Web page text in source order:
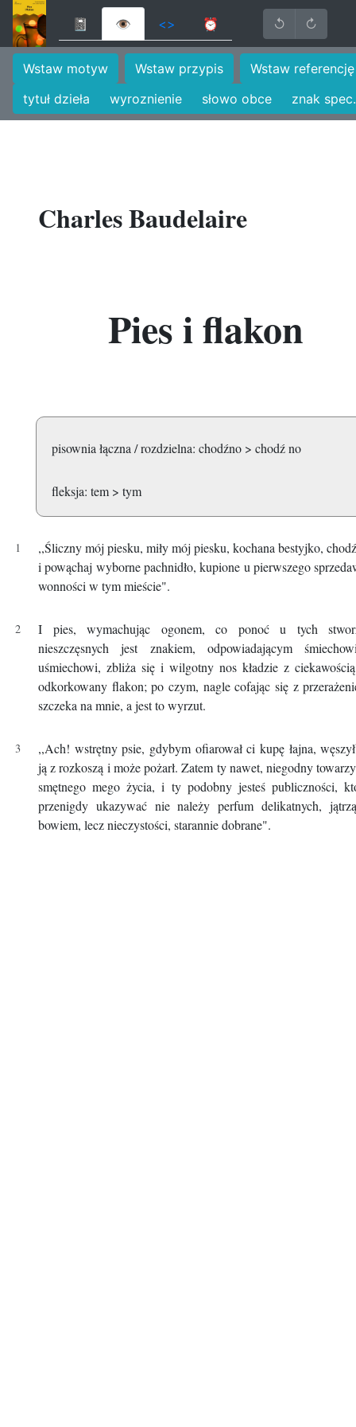
📓 👁 <> ⏰ ↺ ↻
Wstaw motyw Wstaw przypis
Wstaw referencję
tytuł dzieła
wyroznienie słowo obce znak spec.
Charles Baudelaire
Pies i flakon
pisownia łączna / rozdzielna: chodźno > chodź no
fleksja: tem > tym
,,Śliczny mój piesku, miły mój piesku, kochana bestyjko,
i powąchaj wyborne pachnidło, kupione u pierwszego
wonności w tym mieście".
I pies, wymachując ogonem, co ponoć u tych
nieszczęsnych jest znakiem, odpowiadającym
uśmiechowi, zbliża się i wilgotny nos kładzie z
odkorkowany flakon; po czym, nagle cofając się z
szczeka na mnie, a jest to wyrzut.
,,Ach! wstrętny psie, gdybym ofiarował ci kupę łajna,
ją z rozkoszą i może pożarł. Zatem ty nawet, niegodny
smętnego mego życia, i ty podobny jesteś publiczności,
przenigdy ukazywać nie należy perfum delikatnych,
bowiem, lecz nieczystości, starannie dobrane".